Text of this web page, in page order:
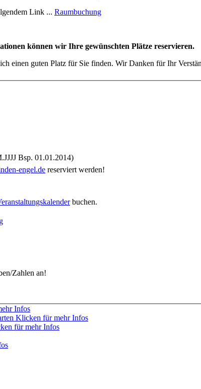
Link ... Raumbuchung
können wir Ihre gewünschten Plätze reservieren.
einen guten Platz für Sie finden. Wir Danken für Ihr
Bsp. 01.01.2014)
engel.de reserviert werden!
buchen.
Zahlen an!
Infos
Klicken für mehr Infos
für mehr Infos